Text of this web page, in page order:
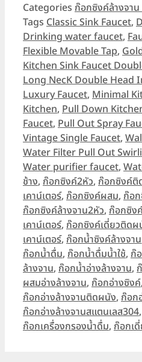
Categories ก๊อกซิงค์ล้างจา
Tags Classic Sink Faucet,
Drinking water faucet,
Flexible Movable Tap,
Kitchen Sink Faucet
Long NecK Double Head
Luxury Faucet, Minimal
Kitchen, Pull Down
Faucet, Pull Out Spray
Vintage Single Faucet,
Water Filter Pull Out
Water purifier faucet,
ช้าง, ก๊อกซิงค์2หัว, ก๊อกซิงค์ติ
เคาน์เตอร์, ก๊อกซิงค์ผสม, ก๊อ
ก๊อกซิงค์ล้างจาน2หัว, ก๊อกซิง
เคาน์เตอร์, ก๊อกซิงค์เดี่ยวติดผ
เคาน์เตอร์, ก๊อกน้ำซิงค์ล้างจาน
ก๊อกน้ำดื่ม, ก๊อกน้ำดื่มน้ำใช้, ก๊
ล้างจาน, ก๊อกน้ำอ่างล้างจาน,
ผสมอ่างล้างจาน, ก๊อกอ่างซิงค์,
ก๊อกอ่างล้างจานติดผนัง, ก๊อก
ก๊อกอ่างล้างจานสแตนเลส304,
ก๊อกเครื่องกรองน้ำดื่ม, ก๊อกเ